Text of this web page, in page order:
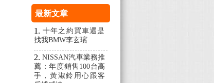
最新文章
十年之約買車還是
找我BMW李玄璸
NISSAN汽車業務推
薦：年度銷售100台高
手，黃淑鈴用心跟客